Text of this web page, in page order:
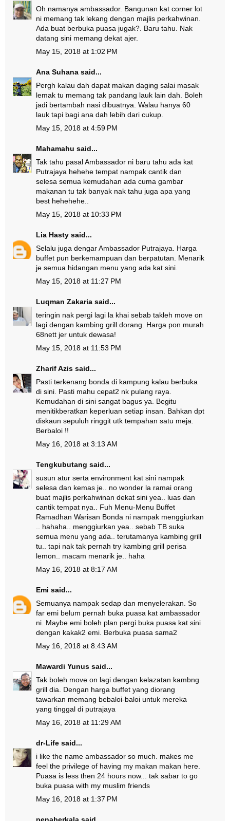
Oh namanya ambassador. Bangunan kat corner lot
ni memang tak lekang dengan majlis perkahwinan.
Ada buat berbuka puasa jugak?. Baru tahu. Nak
datang sini memang dekat ajer.
May 15, 2018 at 1:02 PM
Ana Suhana said...
Pergh kalau dah dapat makan daging salai masak
lemak tu memang tak pandang lauk lain dah. Boleh
jadi bertambah nasi dibuatnya. Walau hanya 60
lauk tapi bagi ana dah lebih dari cukup.
May 15, 2018 at 4:59 PM
Mahamahu said...
Tak tahu pasal Ambassador ni baru tahu ada kat
Putrajaya hehehe tempat nampak cantik dan
selesa semua kemudahan ada cuma gambar
makanan tu tak banyak nak tahu juga apa yang
best hehehehe..
May 15, 2018 at 10:33 PM
Lia Hasty said...
Selalu juga dengar Ambassador Putrajaya. Harga
buffet pun berkemampuan dan berpatutan. Menarik
je semua hidangan menu yang ada kat sini.
May 15, 2018 at 11:27 PM
Luqman Zakaria said...
teringin nak pergi lagi la khai sebab takleh move on
lagi dengan kambing grill dorang. Harga pon murah
68nett jer untuk dewasa!
May 15, 2018 at 11:53 PM
Zharif Azis said...
Pasti terkenang bonda di kampung kalau berbuka
di sini. Pasti mahu cepat2 nk pulang raya.
Kemudahan di sini sangat bagus ya. Begitu
menitikberatkan keperluan setiap insan. Bahkan dpt
diskaun sepuluh ringgit utk tempahan satu meja.
Berbaloi !!
May 16, 2018 at 3:13 AM
Tengkubutang said...
susun atur serta environment kat sini nampak
selesa dan kemas je.. no wonder la ramai orang
buat majlis perkahwinan dekat sini yea.. luas dan
cantik tempat nya.. Fuh Menu-Menu Buffet
Ramadhan Warisan Bonda ni nampak menggiurkan
.. hahaha.. menggiurkan yea.. sebab TB suka
semua menu yang ada.. terutamanya kambing grill
tu.. tapi nak tak pernah try kambing grill perisa
lemon.. macam menarik je.. haha
May 16, 2018 at 8:17 AM
Emi said...
Semuanya nampak sedap dan menyelerakan. So
far emi belum pernah buka puasa kat ambassador
ni. Maybe emi boleh plan pergi buka puasa kat sini
dengan kakak2 emi. Berbuka puasa sama2
May 16, 2018 at 8:43 AM
Mawardi Yunus said...
Tak boleh move on lagi dengan kelazatan kambng
grill dia. Dengan harga buffet yang diorang
tawarkan memang bebaloi-baloi untuk mereka
yang tinggal di putrajaya
May 16, 2018 at 11:29 AM
dr-Life said...
i like the name ambassador so much. makes me
feel the privilege of having my makan makan here.
Puasa is less then 24 hours now... tak sabar to go
buka puasa with my muslim friends
May 16, 2018 at 1:37 PM